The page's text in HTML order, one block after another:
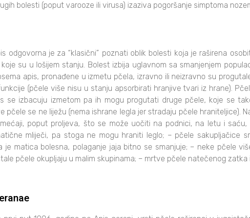
bolesti (poput varooze ili virusa) izaziva pogoršanje simptoma
odgovorna je za “klasični” poznati oblik bolesti koja je raširena
su u lošijem stanju. Bolest izbija uglavnom sa smanjenjem
apis, pronađene u izmetu pčela, izravno ili neizravno su
(pčele više nisu u stanju apsorbirati hranjive tvari iz hrane).
se izbacuju izmetom pa ih mogu progutati druge pčele, koje se
se ne liježu (nema ishrane legla jer stradaju pčele hraniteljice).
poput proljeva, što se može uočiti na podnici, na letu i
mliječi, pa stoga ne mogu hraniti leglo; – pčele sakupljačice
matica bolesna, polaganje jaja bitno se smanjuje; – neke pčele
pčele okupljaju u malim skupinama; – mrtve pčele natečenog